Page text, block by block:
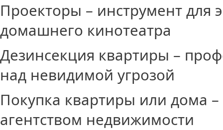
Проекторы – инструмент для
домашнего кинотеатра
Дезинсекция квартиры –
над невидимой угрозой
Покупка квартиры или дома –
агентством недвижимости